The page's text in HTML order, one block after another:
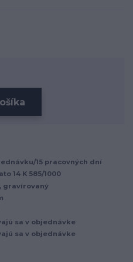
15 pracovných dní
14 K 585/1000
gravírovaný
sa v objednávke
sa v objednávke